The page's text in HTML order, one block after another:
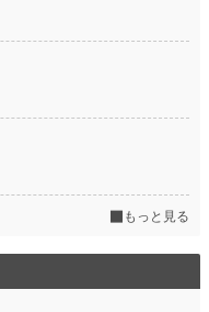
もっと見る